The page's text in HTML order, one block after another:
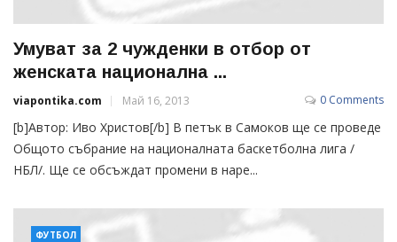
Умуват за 2 чужденки в отбор от
женската национална ...
viapontika.com Май 16, 2013 0 Comments
[b]Автор: Иво Христов[/b] В петък в Самоков ще се проведе
Общото събрание на националната баскетболна лига /
НБЛ/. Ще се обсъждат промени в наре...
ФУТБОЛ